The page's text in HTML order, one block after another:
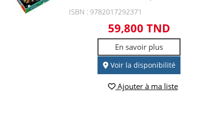
ISBN : 9782017292371
59,800 TND
En savoir plus
Voir la disponibilité
Ajouter à ma liste